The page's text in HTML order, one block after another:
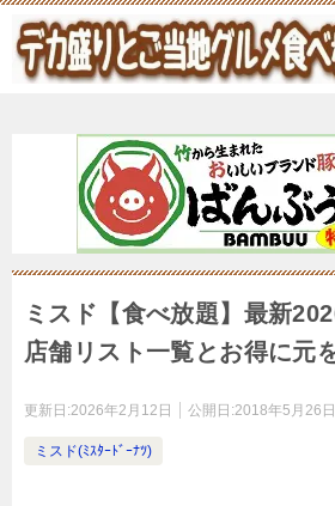
ミスド【食べ放題】最新
店舗リスト一覧とお得に元
更新日:2026年2月12日 公開日:2018年5月26日
ミスド(ﾐｽﾀｰﾄﾞｰﾅﾂ)